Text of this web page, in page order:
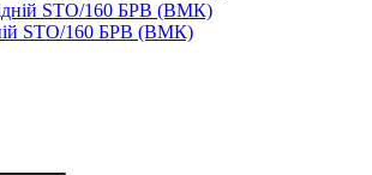
STO/160 БРВ (ВМК)